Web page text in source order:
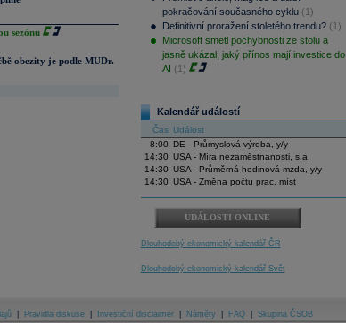
sezónu
obezity je podle MUDr.
pokračování současného cyklu (1)
Definitivní proražení stoletého trendu? (1)
Microsoft smetl pochybnosti ze stolu a
jasně ukázal, jaký přínos mají investice do
AI (1)
Kalendář událostí
Čas Událost
8:00
DE - Průmyslová výroba, y/y
14:30 USA - Míra nezaměstnanosti, s.a.
14:30 USA - Průměrná hodinová mzda, y/y
14:30 USA - Změna počtu prac. míst
UDÁLOSTI ONLINE
Dlouhodobý ekonomický kalendář ČR
Dlouhodobý ekonomický kalendář Svět
Pravidla diskuse Investiční disclaimer Náměty FAQ Skupina ČSOB